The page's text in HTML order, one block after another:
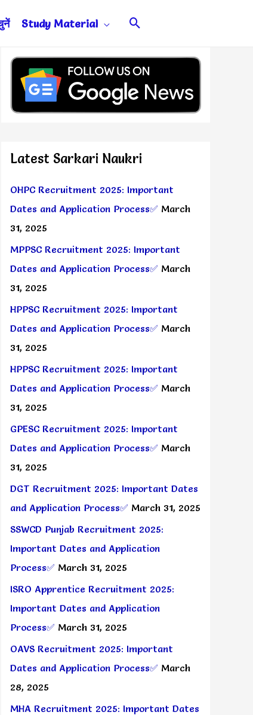
Study Material Search
Latest Sarkari Naukri
OHPC Recruitment 2025: Important
Dates and Application Process✅ March
31, 2025
MPPSC Recruitment 2025: Important
Dates and Application Process✅ March
31, 2025
HPPSC Recruitment 2025: Important
Dates and Application Process✅ March
31, 2025
HPPSC Recruitment 2025: Important
Dates and Application Process✅ March
31, 2025
GPESC Recruitment 2025: Important
Dates and Application Process✅ March
31, 2025
DGT Recruitment 2025: Important Dates
and Application Process✅ March 31, 2025
SSWCD Punjab Recruitment 2025:
Important Dates and Application
Process✅ March 31, 2025
ISRO Apprentice Recruitment 2025:
Important Dates and Application
Process✅ March 31, 2025
OAVS Recruitment 2025: Important
Dates and Application Process✅ March
28, 2025
MHA Recruitment 2025: Important Dates